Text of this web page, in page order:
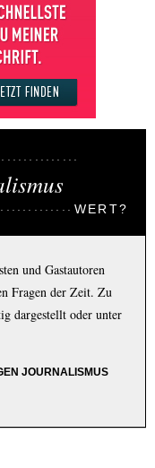
WERT?
und Gastautoren
Fragen der Zeit. Zu
dargestellt oder unter
JOURNALISMUS